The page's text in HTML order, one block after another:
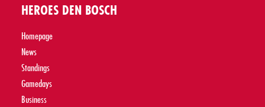
HEROES DEN BOSCH
Homepage
News
Standings
Gamedays
Business